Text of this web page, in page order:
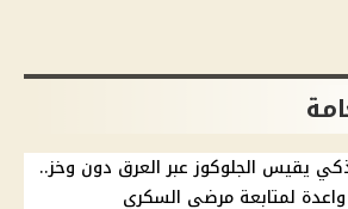
يقيس الجلوكوز عبر العرق دون وخز..
واعدة لمتابعة مرضى السكري